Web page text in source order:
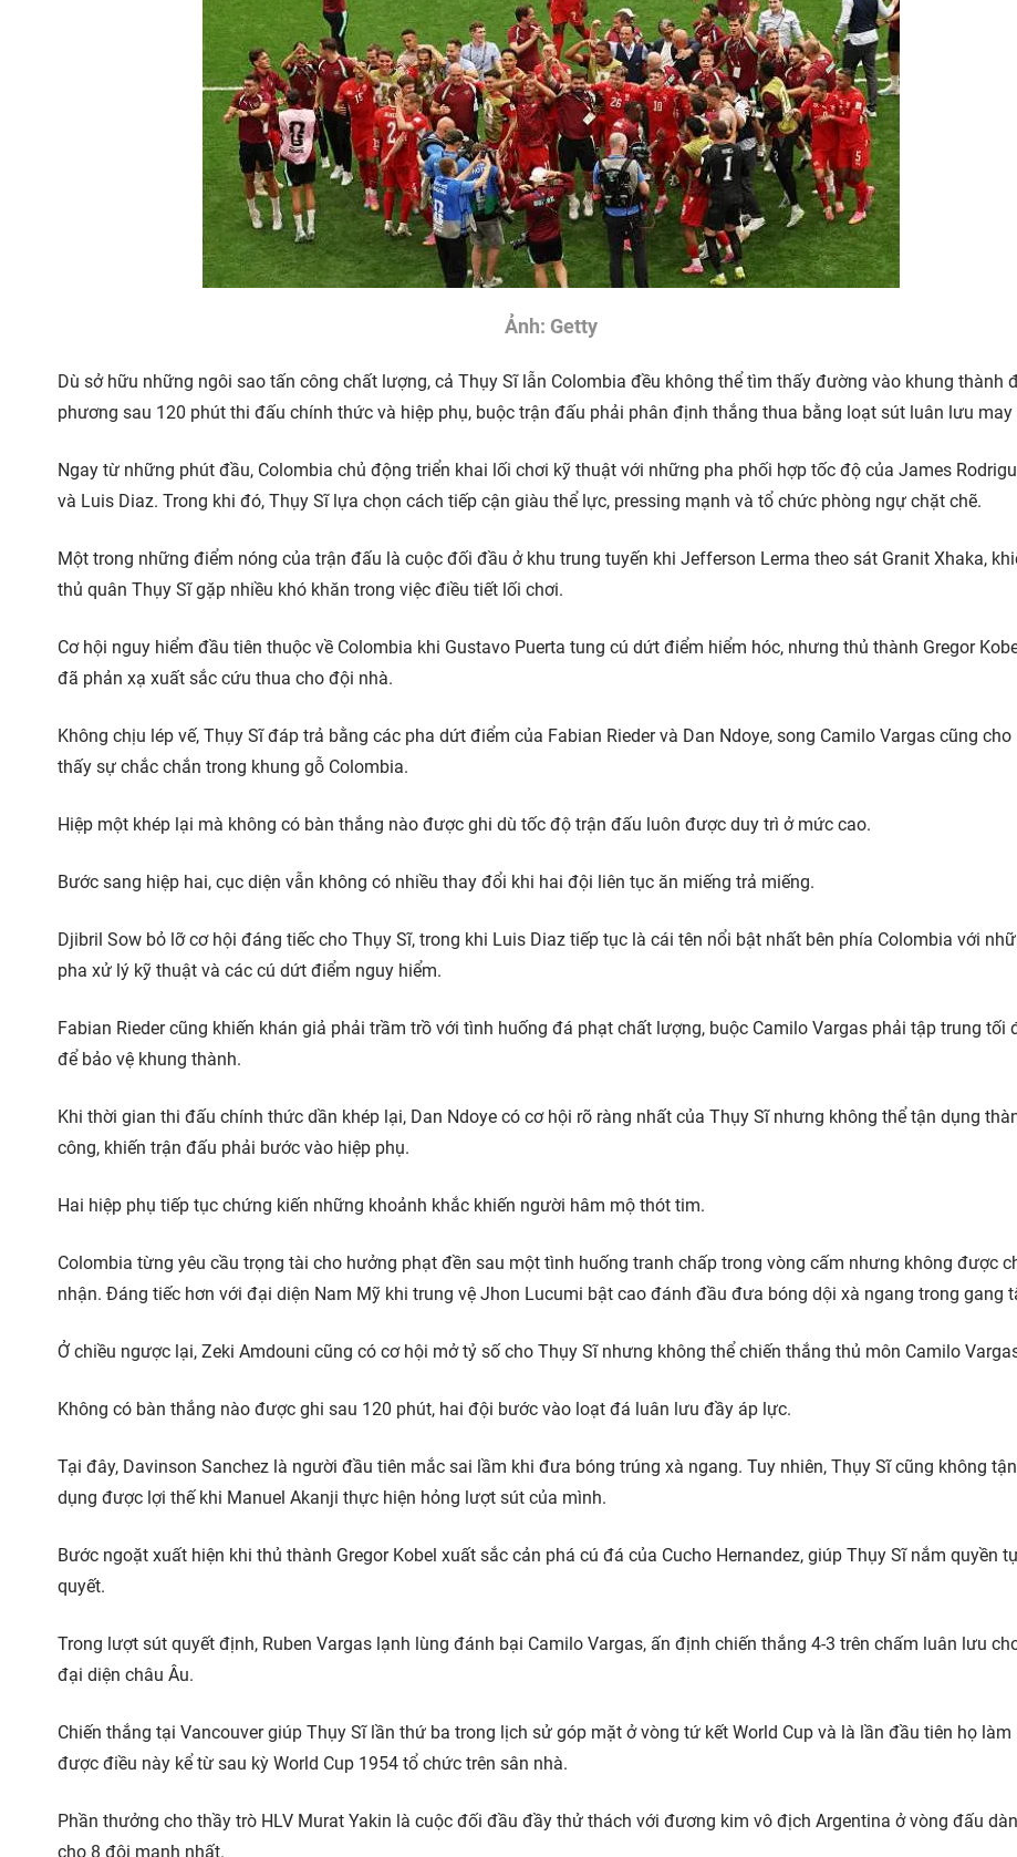
Ảnh: Getty
Dù sở hữu những ngôi sao tấn công chất lượng, cả Thụy Sĩ lẫn Colombia đều không thể tìm thấy đường vào khung thành
phương sau 120 phút thi đấu chính thức và hiệp phụ, buộc trận đấu phải phân định thắng thua bằng loạt sút luân lưu may
Ngay từ những phút đầu, Colombia chủ động triển khai lối chơi kỹ thuật với những pha phối hợp tốc độ của James
và Luis Diaz. Trong khi đó, Thụy Sĩ lựa chọn cách tiếp cận giàu thể lực, pressing mạnh và tổ chức phòng ngự chặt chẽ.
Một trong những điểm nóng của trận đấu là cuộc đối đầu ở khu trung tuyến khi Jefferson Lerma theo sát Granit Xhaka,
thủ quân Thụy Sĩ gặp nhiều khó khăn trong việc điều tiết lối chơi.
Cơ hội nguy hiểm đầu tiên thuộc về Colombia khi Gustavo Puerta tung cú dứt điểm hiểm hóc, nhưng thủ thành Gregor
đã phản xạ xuất sắc cứu thua cho đội nhà.
Không chịu lép vế, Thụy Sĩ đáp trả bằng các pha dứt điểm của Fabian Rieder và Dan Ndoye, song Camilo Vargas cũng cho
thấy sự chắc chắn trong khung gỗ Colombia.
Hiệp một khép lại mà không có bàn thắng nào được ghi dù tốc độ trận đấu luôn được duy trì ở mức cao.
Bước sang hiệp hai, cục diện vẫn không có nhiều thay đổi khi hai đội liên tục ăn miếng trả miếng.
Djibril Sow bỏ lỡ cơ hội đáng tiếc cho Thụy Sĩ, trong khi Luis Diaz tiếp tục là cái tên nổi bật nhất bên phía Colombia với
pha xử lý kỹ thuật và các cú dứt điểm nguy hiểm.
Fabian Rieder cũng khiến khán giả phải trầm trồ với tình huống đá phạt chất lượng, buộc Camilo Vargas phải tập trung tối
để bảo vệ khung thành.
Khi thời gian thi đấu chính thức dần khép lại, Dan Ndoye có cơ hội rõ ràng nhất của Thụy Sĩ nhưng không thể tận dụng
công, khiến trận đấu phải bước vào hiệp phụ.
Hai hiệp phụ tiếp tục chứng kiến những khoảnh khắc khiến người hâm mộ thót tim.
Colombia từng yêu cầu trọng tài cho hưởng phạt đền sau một tình huống tranh chấp trong vòng cấm nhưng không được
nhận. Đáng tiếc hơn với đại diện Nam Mỹ khi trung vệ Jhon Lucumi bật cao đánh đầu đưa bóng dội xà ngang trong gang
Ở chiều ngược lại, Zeki Amdouni cũng có cơ hội mở tỷ số cho Thụy Sĩ nhưng không thể chiến thắng thủ môn Camilo
Không có bàn thắng nào được ghi sau 120 phút, hai đội bước vào loạt đá luân lưu đầy áp lực.
Tại đây, Davinson Sanchez là người đầu tiên mắc sai lầm khi đưa bóng trúng xà ngang. Tuy nhiên, Thụy Sĩ cũng không tận
dụng được lợi thế khi Manuel Akanji thực hiện hỏng lượt sút của mình.
Bước ngoặt xuất hiện khi thủ thành Gregor Kobel xuất sắc cản phá cú đá của Cucho Hernandez, giúp Thụy Sĩ nắm quyền
quyết.
Trong lượt sút quyết định, Ruben Vargas lạnh lùng đánh bại Camilo Vargas, ấn định chiến thắng 4-3 trên chấm luân lưu
đại diện châu Âu.
Chiến thắng tại Vancouver giúp Thụy Sĩ lần thứ ba trong lịch sử góp mặt ở vòng tứ kết World Cup và là lần đầu tiên họ làm
được điều này kể từ sau kỳ World Cup 1954 tổ chức trên sân nhà.
Phần thưởng cho thầy trò HLV Murat Yakin là cuộc đối đầu đầy thử thách với đương kim vô địch Argentina ở vòng đấu
cho 8 đội mạnh nhất.